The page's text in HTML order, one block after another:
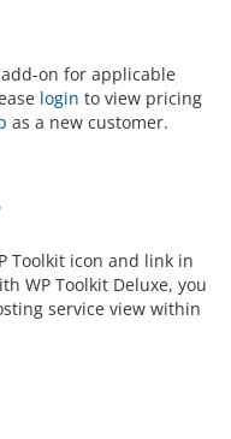
on for applicable
login to view pricing
as a new customer.
Toolkit icon and link in
WP Toolkit Deluxe, you
service view within